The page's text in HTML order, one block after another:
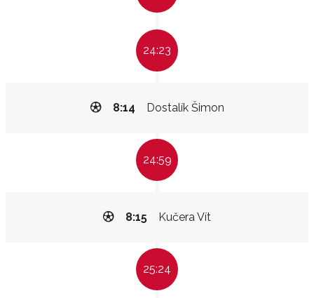
24:23
Dostalík Šimon
8:14
24:59
Kučera Vít
8:15
25:24